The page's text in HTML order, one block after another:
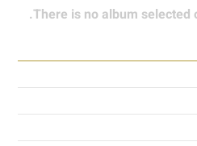
There is no album selected